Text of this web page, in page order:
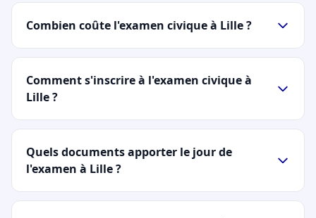
Combien coûte l'examen civique à Lille ?
Comment s'inscrire à l'examen civique à
Lille ?
Quels documents apporter le jour de
l'examen à Lille ?